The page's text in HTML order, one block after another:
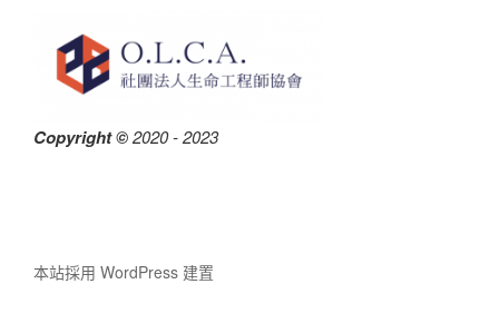
Copyright ©2020 - 2023
本站採用 WordPress 建置